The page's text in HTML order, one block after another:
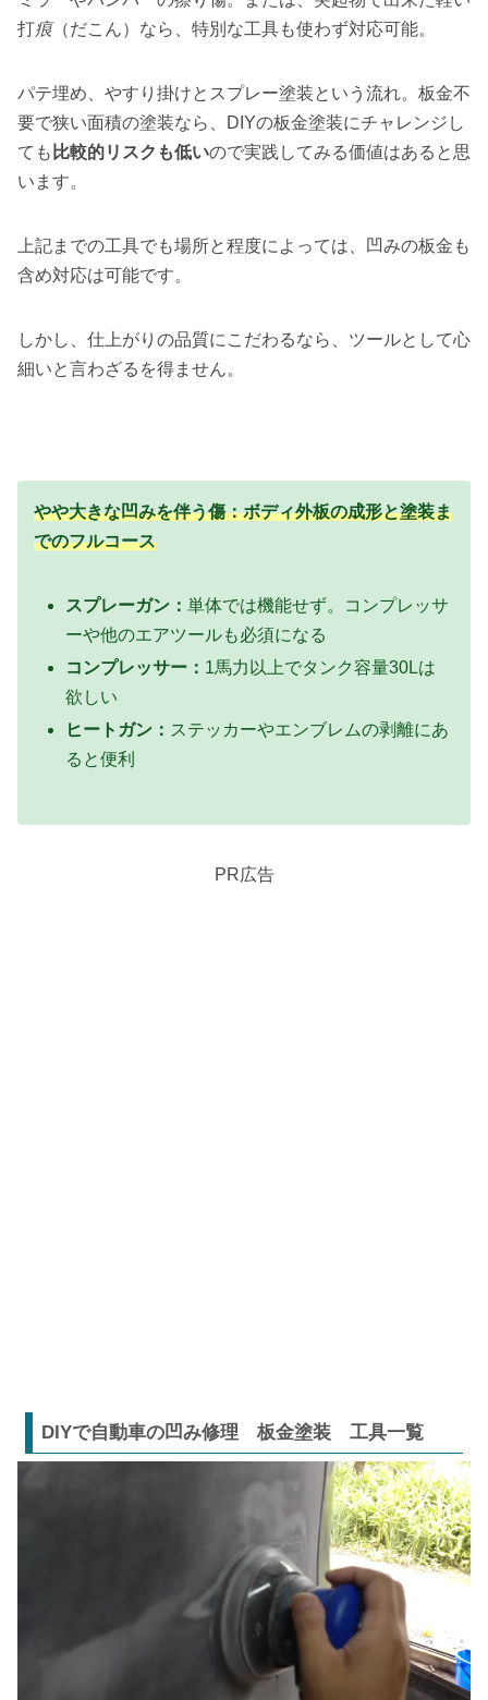
打痕（だこん）なら、特別な工具も使わず対応可能。
パテ埋め、やすり掛けとスプレー塗装という流れ。板金不
要で狭い面積の塗装なら、DIYの板金塗装にチャレンジし
ても 比較的リスクも低いので実践してみる価値はあると思
います。
上記までの工具でも場所と程度によっては、凹みの板金も
含め対応は可能です。
しかし、仕上がりの品質にこだわるなら、ツールとして心
細いと言わざるを得ません。
やや大きな凹みを伴う傷：ボディ外板の成形と塗装ま
でのフルコース
スプレーガン：単体では機能せず。コンプレッサ
ーや他のエアツールも必須になる
コンプレッサー： 1馬力以上でタンク容量30Lは
欲しい
ヒートガン： ステッカーやエンブレムの剥離にあ
ると便利
PR広告
DIYで自動車の凹み修理 板金塗装 工具一覧